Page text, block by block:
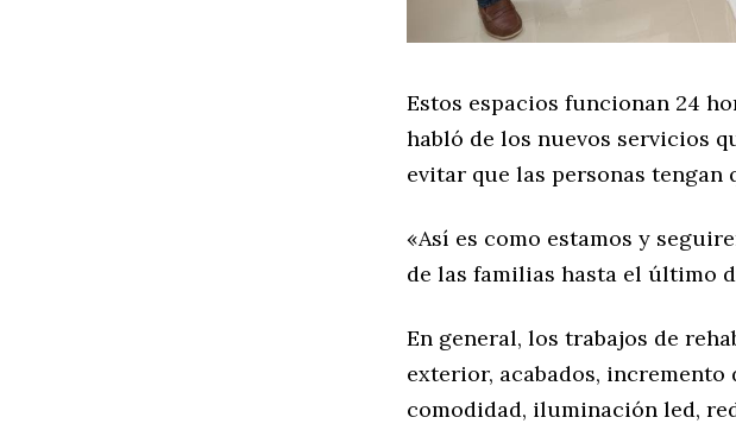
Estos espacios funcionan 24
habló de los nuevos servicios
evitar que las personas tengan
«Así es como estamos y
de las familias hasta el último
En general, los trabajos de
exterior, acabados,
comodidad, iluminación led,